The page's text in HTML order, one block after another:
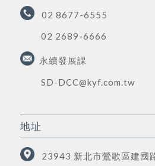
02 8677-6555
02 2689-6666
永續發展課
SD-DCC@kyf.com.tw
地址
23943 新北市鶯歌區建國